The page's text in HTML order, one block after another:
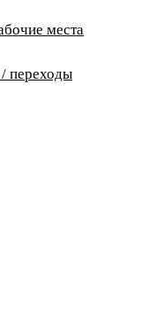
места
переходы